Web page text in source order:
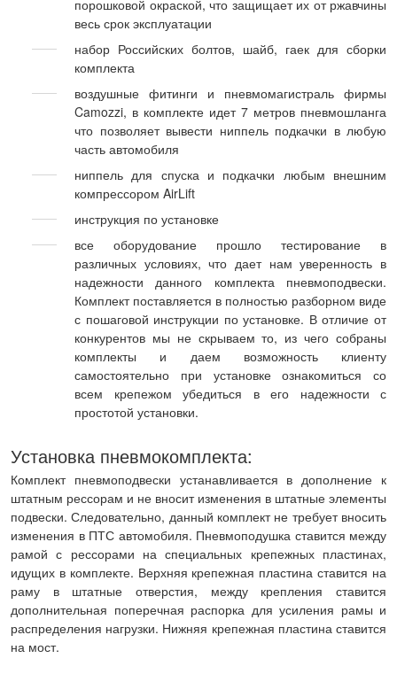
порошковой окраской, что защищает их от ржавчины
весь срок эксплуатации
набор Российских болтов, шайб, гаек для сборки
комплекта
воздушные фитинги и пневмомагистраль фирмы
Camozzi, в комплекте идет 7 метров пневмошланга
что позволяет вывести ниппель подкачки в любую
часть автомобиля
ниппель для спуска и подкачки любым внешним
компрессором AirLift
инструкция по установке
все оборудование прошло тестирование в
различных условиях, что дает нам уверенность в
надежности данного комплекта пневмоподвески.
Комплект поставляется в полностью разборном виде
с пошаговой инструкции по установке. В отличие от
конкурентов мы не скрываем то, из чего собраны
комплекты и даем возможность клиенту
самостоятельно при установке ознакомиться со
всем крепежом убедиться в его надежности с
простотой установки.
Установка пневмокомплекта:
Комплект пневмоподвески устанавливается в дополнение к
штатным рессорам и не вносит изменения в штатные элементы
подвески. Следовательно, данный комплект не требует вносить
изменения в ПТС автомобиля. Пневмоподушка ставится между
рамой с рессорами на специальных крепежных пластинах,
идущих в комплекте. Верхняя крепежная пластина ставится на
раму в штатные отверстия, между крепления ставится
дополнительная поперечная распорка для усиления рамы и
распределения нагрузки. Нижняя крепежная пластина ставится
на мост.